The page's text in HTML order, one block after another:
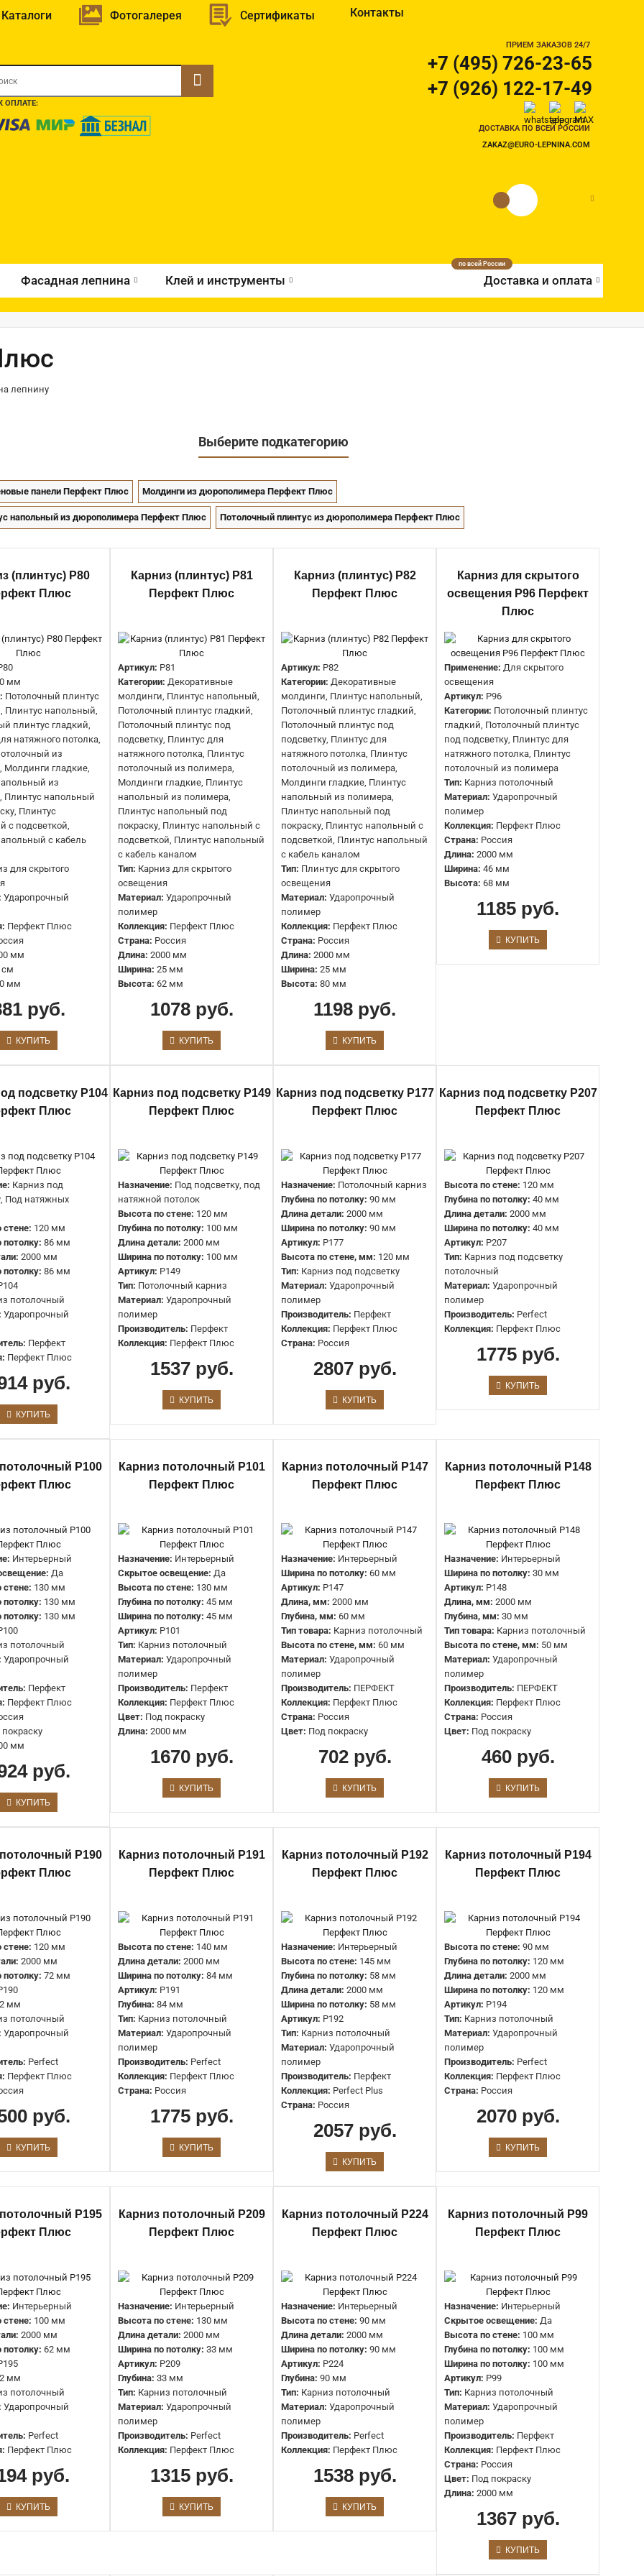
Каталоги Фотогалерея Сертификаты Контакты
ОПЛАТЕ:
ПРИЕМ ЗАКАЗОВ 24/7
+7 (495) 726-23-65
+7 (926) 122-17-49
ДОСТАВКА ПО ВСЕЙ РОССИИ
ZAKAZ@EURO-LEPNINA.COM
Фасадная лепнина Клей и инструменты Доставка и оплата
по всей России
Выберите подкатегорию
панели Перфект Плюс Молдинги из дюрополимера Перфект Плюс
напольный из дюрополимера Перфект Плюс Потолочный плинтус из дюрополимера Перфект Плюс
Карниз (плинтус) P80 Перфект
Плюс
Артикул: P80
Глубина:
Потолочный плинтус (карнизы), Плинтус
напольный, Потолочный плинтус гладкий, Плинтус для
натяжного потолка, Плинтус потолочный из полимера,
Молдинги гладкие, Плинтус напольный из полимера,
Плинтус напольный под покраску, Плинтус напольный
с подсветкой, Плинтус напольный с кабель каналом
Тип: Карниз для скрытого освещения
Материал: Ударопрочный полимер
Коллекция: Перфект Плюс
Страна: Россия
Длина: 2000 мм
Ширина: 2 см
Высота: 50 мм
Карниз (плинтус) P81 Перфект
Плюс
1078 руб.
Артикул: P81
Категории: Декоративные молдинги, Плинтус
напольный, Потолочный плинтус гладкий, Потолочный
плинтус под подсветку, Плинтус для натяжного потолка,
Плинтус потолочный из полимера, Молдинги гладкие,
Плинтус напольный из полимера, Плинтус напольный
под покраску, Плинтус напольный с подсветкой,
Плинтус напольный с кабель каналом
Тип:
Карниз для скрытого освещения
Материал:
Коллекция:
Перфект Плюс
Страна:
Ширина: 25 мм
Плюс
1198 руб.
Категории: Декоративные молдинги, Плинтус
напольный, Потолочный плинтус гладкий, Потолочный
плинтус под подсветку, Плинтус для натяжного потолка,
Плинтус напольный из полимера, Плинтус напольный
под покраску, Плинтус напольный с подсветкой,
Плинтус напольный с кабель каналом
Тип: Плинтус для скрытого освещения
Материал: Ударопрочный полимер
Коллекция:
Перфект Плюс
Страна: Россия
Длина:
Ширина: 25 мм
Высота: 80 мм
Карниз для скрытого освещения
P96 Перфект Плюс
1185 руб.
Применение:
Для скрытого освещения
Артикул:
Потолочный плинтус гладкий, Потолочный
плинтус под подсветку, Плинтус для натяжного потолка,
Тип: Карниз потолочный
Ударопрочный полимер
Коллекция: Перфект Плюс
Страна: Россия
Ширина: 46 мм
Высота: 68 мм
Карниз под подсветку P104
Перфект Плюс
1914 руб.
Назначение: Карниз под подсветку, Под натяжных
потолков
Высота по стене:
120 мм
Глубина по потолку:
86 мм
Длина детали:
Ширина по потолку:
86 мм
Артикул:
Тип: Карниз потолочный
Материал: Ударопрочный полимер
Производитель:
Перфект
Перфект Плюс
Карниз под подсветку P149
Перфект Плюс
1537 руб.
Назначение:
Под подсветку, под натяжной потолок
Глубина по потолку:
Ширина по потолку:
Тип: Потолочный карниз
Материал: Ударопрочный полимер
Коллекция: Перфект Плюс
Карниз под подсветку P177
Перфект Плюс
2807 руб.
Потолочный карниз
Глубина по потолку:
90 мм
Длина детали:
Ширина по потолку:
90 мм
Артикул: P177
Высота по стене, мм:
120 мм
Тип: Карниз под подсветку
Материал: Ударопрочный полимер
Производитель:
Перфект
Коллекция:
Перфект Плюс
Страна: Россия
Карниз под подсветку P207
Перфект Плюс
1775 руб.
Высота по стене:
Длина детали:
Артикул:
Карниз под подсветку потолочный
Материал: Ударопрочный полимер
Коллекция: Перфект Плюс
Карниз потолочный P100 Перфект
1924 руб.
Интерьерный
Скрытое освещение:
Да
Высота по стене:
Глубина по потолку:
130 мм
Ширина по потолку:
130 мм
Артикул:
Тип: Карниз потолочный
Материал:
Ударопрочный полимер
Производитель:
Перфект
Коллекция:
Перфект Плюс
Страна: Россия
Длина: 2000 мм
Карниз потолочный P101 Перфект
1670 руб.
Интерьерный
Скрытое освещение:
Глубина по потолку: 45 мм
(плинтус) P80
Плюс
мм
Потолочный плинтус
Плинтус напольный,
плинтус гладкий,
натяжного потолка,
из
Молдинги гладкие,
из
Плинтус напольный
Плинтус
с подсветкой,
с кабель
для скрытого
Ударопрочный
Перфект Плюс
мм
см
мм
руб.
КУПИТЬ
Карниз (плинтус) P81
Перфект Плюс
Артикул: P81
Категории: Декоративные
молдинги, Плинтус напольный,
Потолочный плинтус гладкий,
Потолочный плинтус под
подсветку, Плинтус для
натяжного потолка, Плинтус
потолочный из полимера,
Молдинги гладкие, Плинтус
напольный из полимера,
Плинтус напольный под
покраску, Плинтус напольный с
подсветкой, Плинтус напольный
с кабель каналом
Тип: Карниз для скрытого
освещения
Материал: Ударопрочный
полимер
Коллекция: Перфект Плюс
Страна: Россия
Длина: 2000 мм
Ширина: 25 мм
Высота: 62 мм
1078 руб.
КУПИТЬ
Карниз (плинтус) P82
Перфект Плюс
Артикул: P82
Категории: Декоративные
молдинги, Плинтус напольный,
Потолочный плинтус гладкий,
Потолочный плинтус под
подсветку, Плинтус для
натяжного потолка, Плинтус
потолочный из полимера,
Молдинги гладкие, Плинтус
напольный из полимера,
Плинтус напольный под
покраску, Плинтус напольный с
подсветкой, Плинтус напольный
с кабель каналом
Тип: Плинтус для скрытого
освещения
Материал: Ударопрочный
полимер
Коллекция: Перфект Плюс
Страна: Россия
Длина: 2000 мм
Ширина: 25 мм
Высота: 80 мм
1198 руб.
КУПИТЬ
Карниз для скрытого
освещения P96 Перфект
Плюс
Применение: Для скрытого
освещения
Артикул: P96
Категории: Потолочный плинтус
гладкий, Потолочный плинтус
под подсветку, Плинтус для
натяжного потолка, Плинтус
потолочный из полимера
Тип: Карниз потолочный
Материал: Ударопрочный
полимер
Коллекция: Перфект Плюс
Страна: Россия
Длина: 2000 мм
Ширина: 46 мм
Высота: 68 мм
1185 руб.
КУПИТЬ
подсветку P104
Плюс
Карниз под
Под натяжных
стене: 120 мм
потолку: 86 мм
2000 мм
86 мм
потолочный
Ударопрочный
Перфект
Перфект Плюс
руб.
КУПИТЬ
Карниз под подсветку P149
Перфект Плюс
Назначение: Под подсветку, под
натяжной потолок
Высота по стене: 120 мм
Глубина по потолку: 100 мм
Длина детали: 2000 мм
Ширина по потолку: 100 мм
Артикул: P149
Тип: Потолочный карниз
Материал: Ударопрочный
полимер
Производитель: Перфект
Коллекция: Перфект Плюс
1537 руб.
КУПИТЬ
Карниз под подсветку P177
Перфект Плюс
Назначение: Потолочный карниз
Глубина по потолку: 90 мм
Длина детали: 2000 мм
Ширина по потолку: 90 мм
Артикул: P177
Высота по стене, мм: 120 мм
Тип: Карниз под подсветку
Материал: Ударопрочный
полимер
Производитель: Перфект
Коллекция: Перфект Плюс
Страна: Россия
2807 руб.
КУПИТЬ
Карниз под подсветку P207
Перфект Плюс
Высота по стене: 120 мм
Глубина по потолку: 40 мм
Длина детали: 2000 мм
Ширина по потолку: 40 мм
Артикул: P207
Тип: Карниз под подсветку
потолочный
Материал: Ударопрочный
полимер
Производитель: Perfect
Коллекция: Перфект Плюс
1775 руб.
КУПИТЬ
P100
Плюс
Интерьерный
Да
стене: 130 мм
потолку: 130 мм
130 мм
потолочный
Ударопрочный
Перфект
Перфект Плюс
мм
руб.
КУПИТЬ
Карниз потолочный P101
Перфект Плюс
Назначение: Интерьерный
Скрытое освещение: Да
Высота по стене: 130 мм
Глубина по потолку: 45 мм
Ширина по потолку: 45 мм
Артикул: P101
Тип: Карниз потолочный
Материал: Ударопрочный
полимер
Производитель: Перфект
Коллекция: Перфект Плюс
Цвет: Под покраску
Длина: 2000 мм
1670 руб.
КУПИТЬ
Карниз потолочный P147
Перфект Плюс
Назначение: Интерьерный
Ширина по потолку: 60 мм
Артикул: P147
Длина, мм: 2000 мм
Глубина, мм: 60 мм
Тип товара: Карниз потолочный
Высота по стене, мм: 60 мм
Материал: Ударопрочный
полимер
Производитель: ПЕРФЕКТ
Коллекция: Перфект Плюс
Страна: Россия
Цвет: Под покраску
702 руб.
КУПИТЬ
Карниз потолочный P148
Перфект Плюс
Назначение: Интерьерный
Ширина по потолку: 30 мм
Артикул: P148
Длина, мм: 2000 мм
Глубина, мм: 30 мм
Тип товара: Карниз потолочный
Высота по стене, мм: 50 мм
Материал: Ударопрочный
полимер
Производитель: ПЕРФЕКТ
Коллекция: Перфект Плюс
Страна: Россия
Цвет: Под покраску
460 руб.
КУПИТЬ
P190
Плюс
стене: 120 мм
2000 мм
72 мм
мм
потолочный
Ударопрочный
Perfect
Перфект Плюс
руб.
КУПИТЬ
Карниз потолочный P191
Перфект Плюс
Высота по стене: 140 мм
Длина детали: 2000 мм
Ширина по потолку: 84 мм
Артикул: P191
Глубина: 84 мм
Тип: Карниз потолочный
Материал: Ударопрочный
полимер
Производитель: Perfect
Коллекция: Перфект Плюс
Страна: Россия
1775 руб.
КУПИТЬ
Карниз потолочный P192
Перфект Плюс
Назначение: Интерьерный
Высота по стене: 145 мм
Глубина по потолку: 58 мм
Длина детали: 2000 мм
Ширина по потолку: 58 мм
Артикул: P192
Тип: Карниз потолочный
Материал: Ударопрочный
полимер
Производитель: Перфект
Коллекция: Perfect Plus
Страна: Россия
2057 руб.
КУПИТЬ
Карниз потолочный P194
Перфект Плюс
Высота по стене: 90 мм
Глубина по потолку: 120 мм
Длина детали: 2000 мм
Ширина по потолку: 120 мм
Артикул: P194
Тип: Карниз потолочный
Материал: Ударопрочный
полимер
Производитель: Perfect
Коллекция: Перфект Плюс
Страна: Россия
2070 руб.
КУПИТЬ
P195
Плюс
Интерьерный
стене: 100 мм
2000 мм
62 мм
мм
потолочный
Ударопрочный
Perfect
Перфект Плюс
руб.
КУПИТЬ
Карниз потолочный P209
Перфект Плюс
Назначение: Интерьерный
Высота по стене: 130 мм
Длина детали: 2000 мм
Ширина по потолку: 33 мм
Артикул: P209
Глубина: 33 мм
Тип: Карниз потолочный
Материал: Ударопрочный
полимер
Производитель: Perfect
Коллекция: Перфект Плюс
1315 руб.
КУПИТЬ
Карниз потолочный P224
Перфект Плюс
Назначение: Интерьерный
Высота по стене: 90 мм
Длина детали: 2000 мм
Ширина по потолку: 90 мм
Артикул: P224
Глубина: 90 мм
Тип: Карниз потолочный
Материал: Ударопрочный
полимер
Производитель: Perfect
Коллекция: Перфект Плюс
1538 руб.
КУПИТЬ
Карниз потолочный P99
Перфект Плюс
Назначение: Интерьерный
Скрытое освещение: Да
Высота по стене: 100 мм
Глубина по потолку: 100 мм
Ширина по потолку: 100 мм
Артикул: P99
Тип: Карниз потолочный
Материал: Ударопрочный
полимер
Производитель: Перфект
Коллекция: Перфект Плюс
Страна: Россия
Цвет: Под покраску
Длина: 2000 мм
1367 руб.
КУПИТЬ